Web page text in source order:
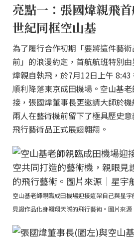
亮點一：張國煒親飛
世紀同框空山基
為了履行合作初期「要將這件藝
前」的浪漫約定，首航航班特別
煒親自執飛，於7月12日上午
順利降落東京成田機場。空山基
接，張國煒董事長更邀請大師於機
兩人在藝術機前留下了極具歷史
飛行藝術品正式展翅翱翔。
空山基老師親臨成田機場迎接這架自己與星
見證作品化身翱翔天際的飛行藝術。圖片來